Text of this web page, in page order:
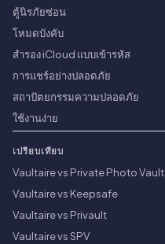
ตู้นิรภัยซ่อน
โหมดบังคับ
สำรอง iCloud แบบเข้ารหัส
การแชร์อย่างปลอดภัย
สถาปัตยกรรมความปลอดภัย
ใช้งานง่าย
เปรียบเทียบ
Vaultaire vs Private Photo Vault
Vaultaire vs Keepsafe
Vaultaire vs Privault
Vaultaire vs SPV